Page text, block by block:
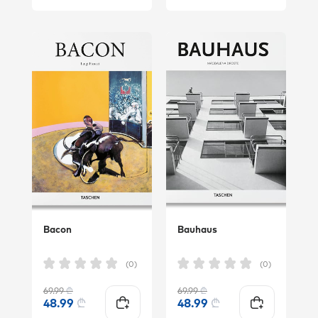
Bacon
(0)
69.99₾
48.99 ₾
Bauhaus
(0)
69.99₾
48.99 ₾